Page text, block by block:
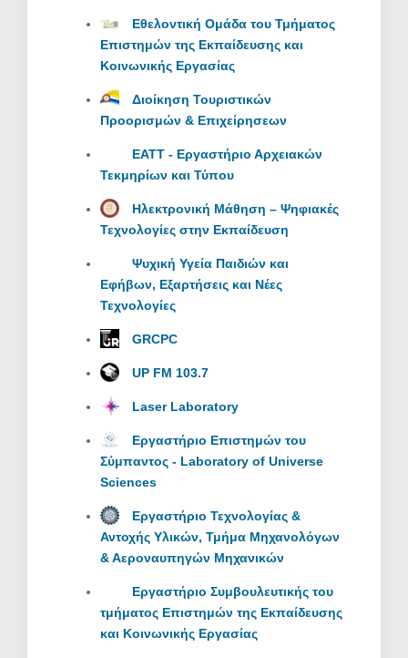
Εθελοντική Ομάδα του Τμήματος
Επιστημών της Εκπαίδευσης και
Κοινωνικής Εργασίας
Διοίκηση Τουριστικών
Προορισμών & Επιχείρησεων
ΕΑΤΤ - Εργαστήριο Αρχειακών
Τεκμηρίων και Τύπου
Ηλεκτρονική Μάθηση – Ψηφιακές
Τεχνολογίες στην Εκπαίδευση
Ψυχική Υγεία Παιδιών και
Εφήβων, Εξαρτήσεις και Νέες
Τεχνολογίες
GRCPC
UP FM 103.7
Laser Laboratory
Εργαστήριο Επιστημών του
Σύμπαντος - Laboratory of Universe
Sciences
Εργαστήριο Τεχνολογίας &
Αντοχής Υλικών, Τμήμα Μηχανολόγων
& Αεροναυπηγών Μηχανικών
Εργαστήριο Συμβουλευτικής του
τμήματος Επιστημών της Εκπαίδευσης
και Κοινωνικής Εργασίας